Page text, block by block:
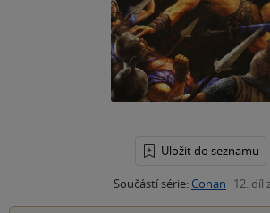
Uložit do seznamu
Součástí série: Conan 12. díl